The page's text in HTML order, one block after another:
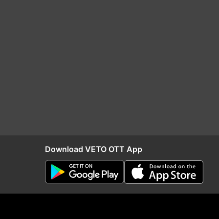
Download VETO OTT App